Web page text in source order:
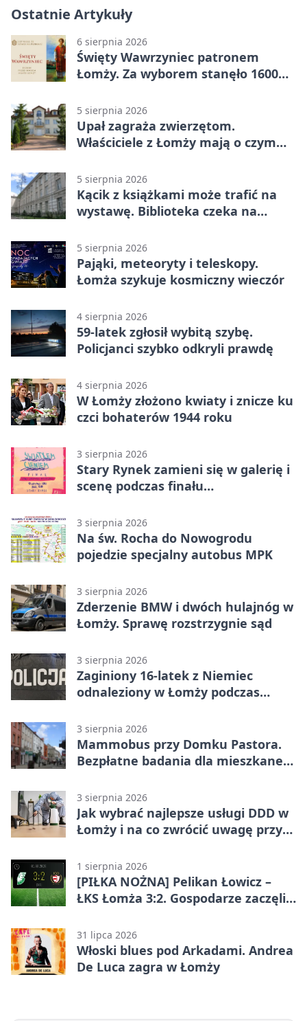
Ostatnie Artykuły
6 sierpnia 2026
Święty Wawrzyniec patronem
Łomży. Za wyborem stanęło 1600
5 sierpnia 2026
Upał zagraża zwierzętom.
Właściciele z Łomży mają o czym
5 sierpnia 2026
Kącik z książkami może trafić na
wystawę. Biblioteka czeka na
5 sierpnia 2026
Pająki, meteoryty i teleskopy.
Łomża szykuje kosmiczny wieczór
4 sierpnia 2026
59-latek zgłosił wybitą szybę.
Policjanci szybko odkryli prawdę
4 sierpnia 2026
W Łomży złożono kwiaty i znicze ku
czci bohaterów 1944 roku
3 sierpnia 2026
Stary Rynek zamieni się w galerię i
scenę podczas finału
3 sierpnia 2026
Na św. Rocha do Nowogrodu
pojedzie specjalny autobus MPK
3 sierpnia 2026
Zderzenie BMW i dwóch hulajnóg w
Łomży. Sprawę rozstrzygnie sąd
3 sierpnia 2026
Zaginiony 16-latek z Niemiec
odnaleziony w Łomży podczas
3 sierpnia 2026
Mammobus przy Domku Pastora.
Bezpłatne badania dla mieszkanek
3 sierpnia 2026
Jak wybrać najlepsze usługi DDD w
Łomży i na co zwrócić uwagę przy
1 sierpnia 2026
[PIŁKA NOŻNA] Pelikan Łowicz –
ŁKS Łomża 3:2. Gospodarze zaczęli
Liga Grupa 1 (Grupa I)
31 lipca 2026
Włoski blues pod Arkadami. Andrea
De Luca zagra w Łomży